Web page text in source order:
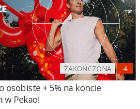
ZAKOŃCZONA
osobiste + 5% na koncie
w Pekao!